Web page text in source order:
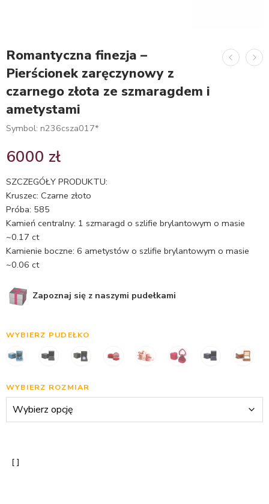
Romantyczna finezja –
Pierścionek zaręczynowy z
czarnego złota ze szmaragdem i
ametystami
Symbol: n236csza017*
6000 zł
SZCZEGÓŁY PRODUKTU:
Kruszec: Czarne złoto
Próba: 585
Kamień centralny: 1 szmaragd o szlifie brylantowym o masie
~0.17 ct
Kamienie boczne: 6 ametystów o szlifie brylantowym o masie
~0.06 ct
Zapoznaj się z naszymi pudełkami
WYBIERZ PUDEŁKO
WYBIERZ ROZMIAR